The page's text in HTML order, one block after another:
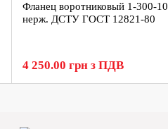
Фланец воротниковый 1-300-10
нерж. ДСТУ ГОСТ 12821-80
4 250.00 грн з ПДВ